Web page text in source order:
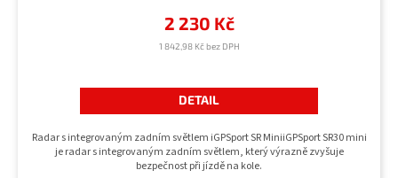
1 842,98 Kč bez DPH
2 230 Kč
DETAIL
Radar s integrovaným zadním světlem iGPSport SR MiniiGPSport SR30 mini
je radar s integrovaným zadním světlem, který výrazně zvyšuje
bezpečnost při jízdě na kole.